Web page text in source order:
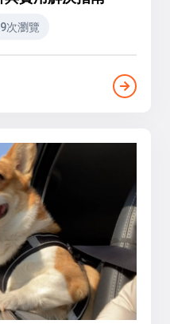
次瀏覽